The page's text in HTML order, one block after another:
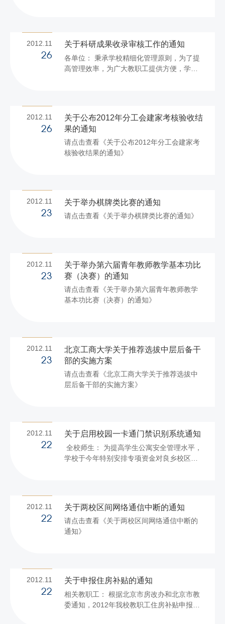
月21日前报销全部借出支票和归还各类借
款； 三、12月21日至12月31日不再借出支
票，请各单位安排好年末用款计划； 四、学
2012.11
26
关于科研成果收录审核工作的通知
各单位： 秉承学校精细化管理原则，为了提
高管理效率，为广大教职工提供方便，学校
陆图书馆网站中的“科研服务”查询最新收录情
况。 2．教职工将自己的论文收录情况及时
填报至科研信息管理系统。 3．图书馆根据
教职工提交的科研论文的收录状况随时进行
2012.11
26
关于公布2012年分工会建家考核验收结
果的通知
请点击查看《关于公布2012年分工会建家考
核验收结果的通知》
2012.11
23
关于举办棋牌类比赛的通知
请点击查看《关于举办棋牌类比赛的通知》
2012.11
23
关于举办第六届青年教师教学基本功比
赛（决赛）的通知
请点击查看《关于举办第六届青年教师教学
基本功比赛（决赛）的通知》
2012.11
23
北京工商大学关于推荐选拔中层后备干
部的实施方案
请点击查看《北京工商大学关于推荐选拔中
层后备干部的实施方案》
2012.11
22
关于启用校园一卡通门禁识别系统通知
全校师生： 为提高学生公寓安全管理水平，
学校于今年特别安排专项资金对良乡校区学
间：2012年11月28日 门禁开启安排 每周的
周一至周五上午6：30-8:30、中午12:00-
13:30、下午15:30-19:30为学生出入高峰
2012.11
22
关于两校区间网络通信中断的通知
请点击查看《关于两校区间网络通信中断的
通知》
2012.11
22
关于申报住房补贴的通知
相关教职工： 根据北京市房改办和北京市教
委通知，2012年我校教职工住房补贴申报工